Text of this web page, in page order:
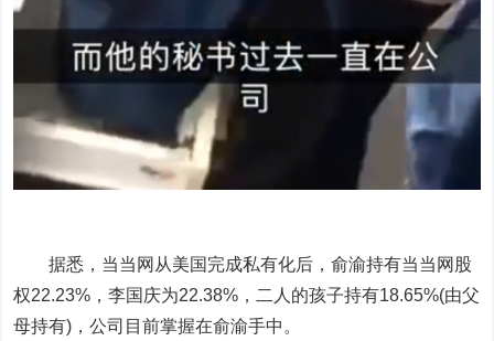
据悉，当当网从美国完成私有化后，俞渝持有当当网股
权22.23%，李国庆为22.38%，二人的孩子持有18.65%(由父
母持有)，公司目前掌握在俞渝手中。